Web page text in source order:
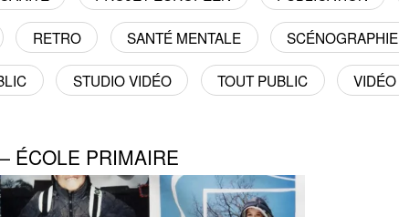
RETRO SANTÉ MENTALE SCÉNOGRAPHIE
STUDIO VIDÉO TOUT PUBLIC VIDÉO
ÉCOLE PRIMAIRE